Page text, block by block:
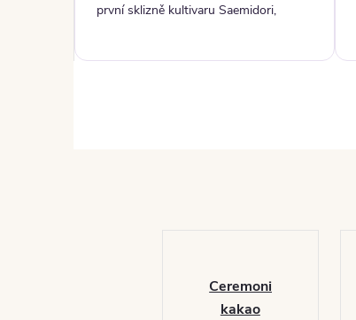
první sklizně kultivaru Saemidori,
Ceremoniálne
kakao